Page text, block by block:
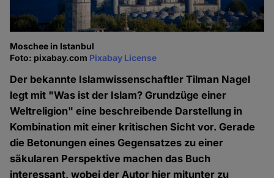
Moschee in Istanbul
Foto: pixabay.com Pixabay License
Der bekannte Islamwissenschaftler Tilman Nagel
legt mit "Was ist der Islam? Grundzüge einer
Weltreligion" eine beschreibende Darstellung in
Kombination mit einer kritischen Sicht vor. Gerade
die Betonungen eines Gegensatzes zu einer
säkularen Perspektive machen das Buch
interessant, wobei der Autor hier mitunter zu